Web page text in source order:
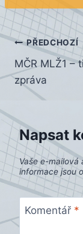
pro
PŘEDCHOZÍ
MČR MLŽ1 –
zpráva
Napsat
Vaše e-mailová
informace jsou
Komentář *